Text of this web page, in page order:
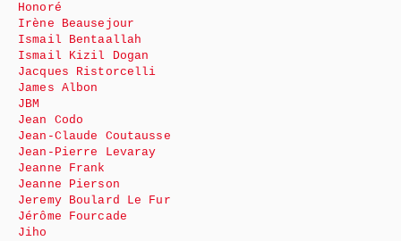
Honoré
Irène Beausejour
Ismail Bentaallah
Ismail Kizil Dogan
Jacques Ristorcelli
James Albon
JBM
Jean Codo
Jean-Claude Coutausse
Jean-Pierre Levaray
Jeanne Frank
Jeanne Pierson
Jeremy Boulard Le Fur
Jérôme Fourcade
Jiho